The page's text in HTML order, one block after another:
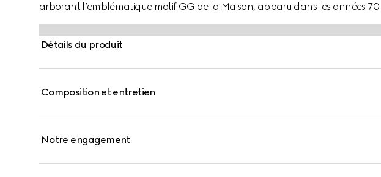
arborant l’emblématique motif GG de la Maison, apparu dans les années 70.
Détails du produit
Composition et entretien
Notre engagement